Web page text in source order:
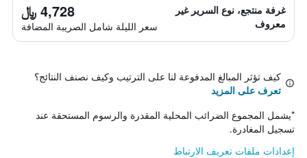
غرفة منتجع، نوع السرير غير
معروف
4,728 ﷼
سعر الليلة شامل الصريبة المضافة
كيف تؤثر المبالغ المدفوعة لنا على الترتيب وكيف نصنف النتائج؟
تعرف على المزيد
*يشمل المجموع الضرائب المحلية المقدرة والرسوم المستحقة عند
تسجيل المغادرة.
إعدادات ملفات تعريف الارتباط